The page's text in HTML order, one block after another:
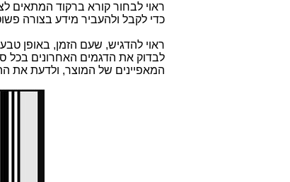
ראוי לבחור קורא ברקוד המתאים
כדי לקבל ולהעביר מידע בצורה
ראוי להדגיש, שעם הזמן, באופן
לבדוק את הדגמים האחרונים בכל
המאפיינים של המוצר, ולדעת את